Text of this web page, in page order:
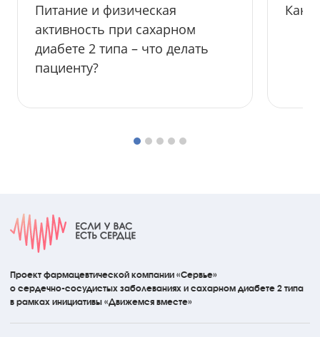
Питание и физическая
активность при сахарном
диабете 2 типа – что делать
пациенту?
Как
Проект фармацевтической компании «Сервье»
о сердечно-сосудистых заболеваниях и сахарном диабете 2 типа
в рамках инициативы «Движемся вместе»